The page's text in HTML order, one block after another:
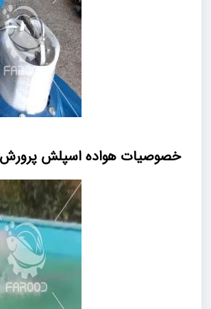
خصوصیات هواده اسپلش پرورش